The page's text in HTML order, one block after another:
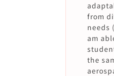
from
needs
am
the